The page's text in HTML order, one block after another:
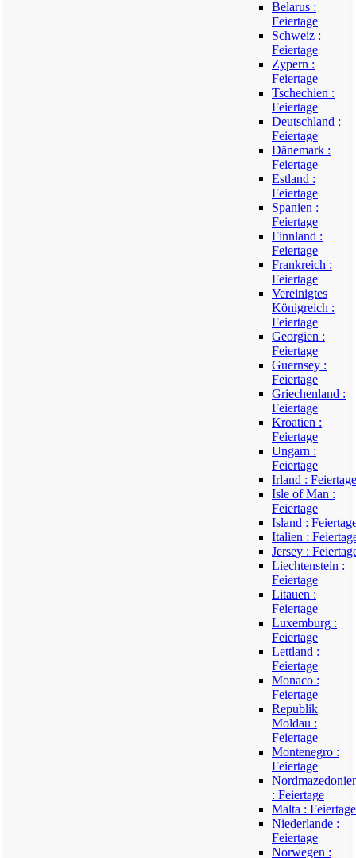
Belarus :
Feiertage
Schweiz :
Feiertage
Zypern :
Feiertage
Tschechien :
Feiertage
Deutschland :
Feiertage
Dänemark :
Feiertage
Estland :
Feiertage
Spanien :
Feiertage
Finnland :
Feiertage
Frankreich :
Feiertage
Vereinigtes
Königreich :
Feiertage
Georgien :
Feiertage
Guernsey :
Feiertage
Griechenland :
Feiertage
Kroatien :
Feiertage
Ungarn :
Feiertage
Irland : Feiertage
Isle of Man :
Feiertage
Island :
Italien :
Jersey :
Liechtenstein :
Feiertage
Litauen :
Feiertage
Luxemburg :
Feiertage
Lettland :
Feiertage
Monaco :
Feiertage
Republik
Moldau :
Feiertage
Montenegro :
Feiertage
: Feiertage
Malta : Feiertage
Niederlande :
Feiertage
Norwegen :